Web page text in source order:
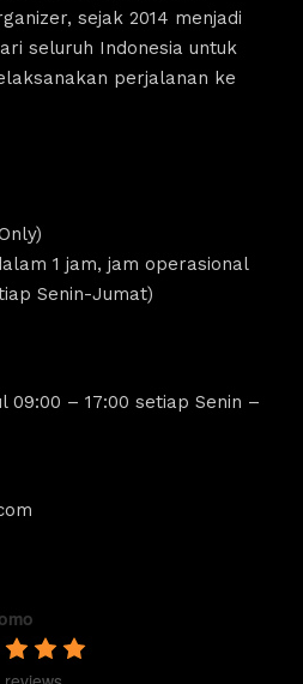
sejak 2014 menjadi
seluruh Indonesia untuk
perjalanan ke
1 jam, jam operasional
Senin-Jumat)
09:00 – 17:00 setiap Senin –